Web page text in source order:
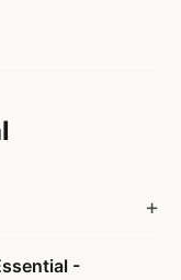
-